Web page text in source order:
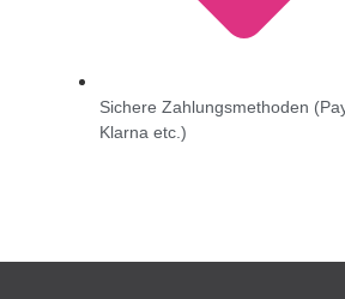
Sichere Zahlungsmethoden
Klarna etc.)